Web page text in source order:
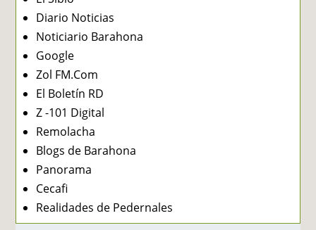
Diario Noticias
Noticiario Barahona
Google
Zol FM.Com
El Boletín RD
Z -101 Digital
Remolacha
Blogs de Barahona
Panorama
Cecafi
Realidades de Pedernales